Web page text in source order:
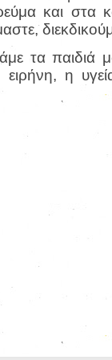
και στα
τα
ειρήνη, η